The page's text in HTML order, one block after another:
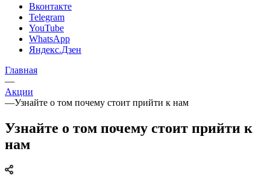
Вконтакте
Telegram
YouTube
WhatsApp
Яндекс.Дзен
Главная
—
Акции
—Узнайте о том почему стоит прийти к нам
Узнайте о том почему стоит прийти к
нам